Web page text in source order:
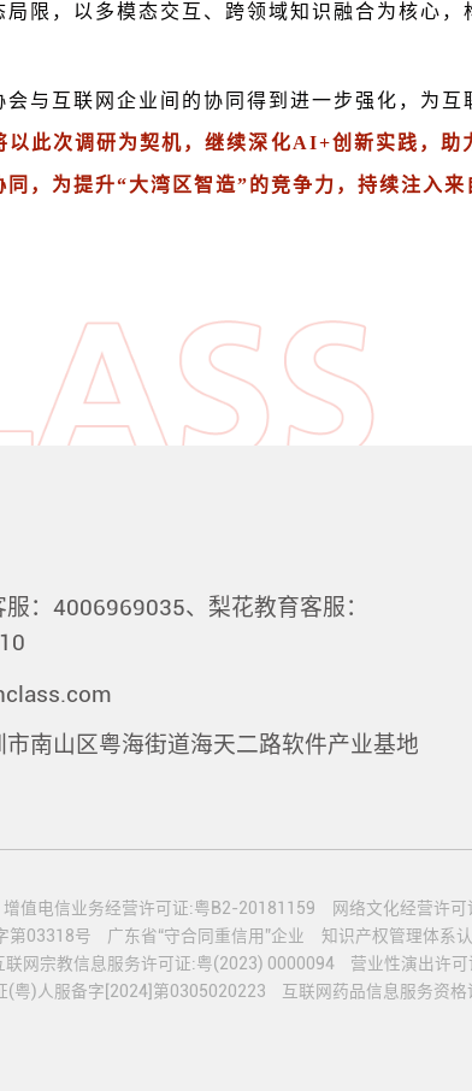
限，以多模态交互、跨领域知识融合为核心
与互联网企业间的协同得到进一步强化，为互
以此次调研为契机，继续深化AI+创新实践，助
，为提升“大湾区智造”的竞争力，持续注入来
：4006969035、梨花教育客服：
市南山区粤海街道海天二路软件产业基地
增值电信业务经营许可证:粤B2-20181159 网络文化经营许
第03318号 广东省“守合同重信用”企业 知识产权管理体系
联网宗教信息服务许可证:粤(2023) 0000094 营业性演出许
(粤)人服备字[2024]第0305020223 互联网药品信息服务资